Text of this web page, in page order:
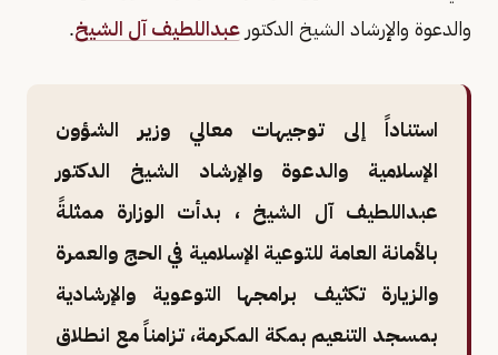
والدعوة والإرشاد الشيخ الدكتور عبداللطيف آل الشيخ.
استناداً إلى توجيهات معالي وزير الشؤون
الإسلامية والدعوة والإرشاد الشيخ الدكتور
عبداللطيف آل الشيخ ، بدأت الوزارة ممثلةً
بالأمانة العامة للتوعية الإسلامية في الحج والعمرة
والزيارة تكثيف برامجها التوعوية والإرشادية
بمسجد التنعيم بمكة المكرمة، تزامناً مع انطلاق